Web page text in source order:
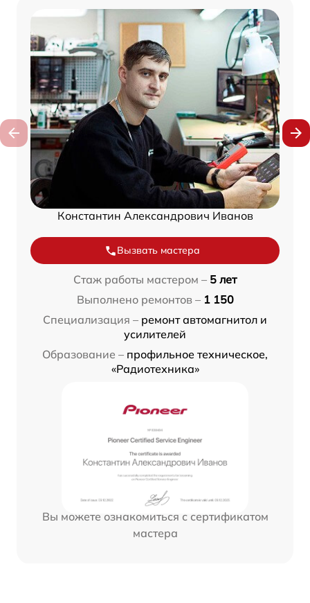
Константин Александрович Иванов
Вызвать мастера
Стаж работы мастером – 5 лет
Выполнено ремонтов – 1 150
Специализация – ремонт автомагнитол и
усилителей
Образование – профильное техническое,
«Радиотехника»
Вы можете ознакомиться с сертификатом
мастера